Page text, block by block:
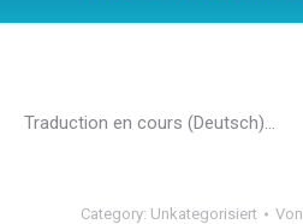
Traduction en cours (Deutsch)…
Category: Unkategorisiert Von